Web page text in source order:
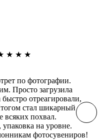
★ ★ ★
по фотографии.
Просто загрузила
отреагировали,
стал шикарный
всяких похвал.
на уровне.
фотосувениров!